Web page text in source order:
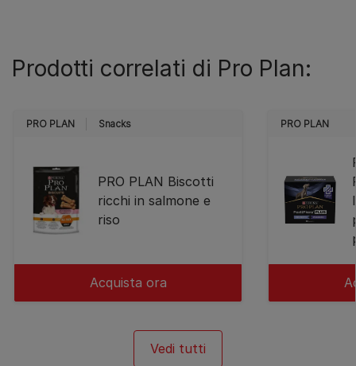
Prodotti correlati di Pro Plan:
PRO PLAN Snacks
PRO PLAN Biscotti
ricchi in salmone e
riso
Acquista ora
PRO PLAN
Vedi tutti